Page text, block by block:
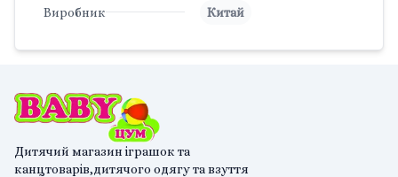
Виробник Китай
Дитячий магазин іграшок та
канцтоварів,дитячого одягу та взуття